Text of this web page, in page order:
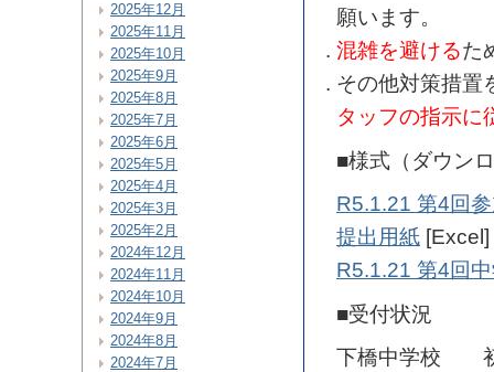
願います。
混雑を避けるた
その他対策措置
タッフの指示に
■様式（ダウン
R5.1.21 第4回
提出用紙 [Excel]
R5.1.21 第4回
■受付状況
下橋中学校 初
2025年12月
2025年11月
2025年10月
2025年9月
2025年8月
2025年7月
2025年6月
2025年5月
2025年4月
2025年3月
2025年2月
2024年12月
2024年11月
2024年10月
2024年9月
2024年8月
2024年7月